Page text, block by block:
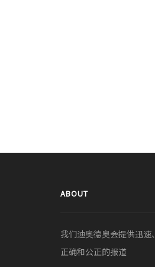
ABOUT
我们迪奥德奥会提供迅速、
正确和公正的报道